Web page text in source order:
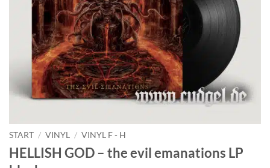
START / VINYL / VINYL F - H
HELLISH GOD – the evil emanations LP